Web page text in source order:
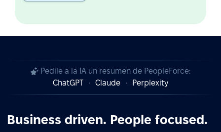
Pedile a la IA un resumen de PeopleForce:
ChatGPT
Claude Perplexity
Business driven. People focused.